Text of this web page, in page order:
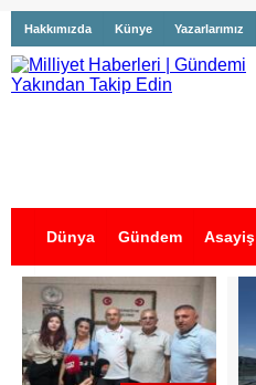
Hakkımızda Künye Yazarlarımız
Dünya Gündem Asayiş
İş İlanları